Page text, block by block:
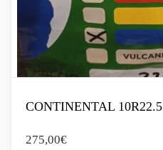
CONTINENTAL 10R22.5
275,00€